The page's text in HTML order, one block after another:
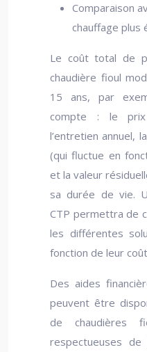
Comparaison
chauffage plus
Le coût total de
chaudière fioul
15 ans, par
compte : le prix
l’entretien annuel,
(qui fluctue en
et la valeur
sa durée de vie.
CTP permettra de
les différentes
fonction de leur
Des aides
peuvent être
de chaudières
respectueuses de